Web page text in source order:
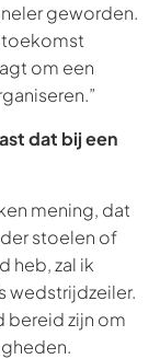
geworden.
toekomst
om een
dat bij een
mening, dat
stoelen of
heb, zal ik
wedstrijdzeiler.
bereid zijn om